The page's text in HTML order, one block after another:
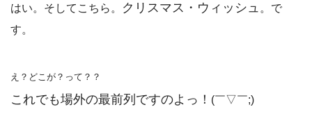
はい。そしてこちら。 クリスマス・ウィッシュ 。で
す。
え？どこが？って？？
これでも場外の最前列ですのよっ！ (￣▽￣;)